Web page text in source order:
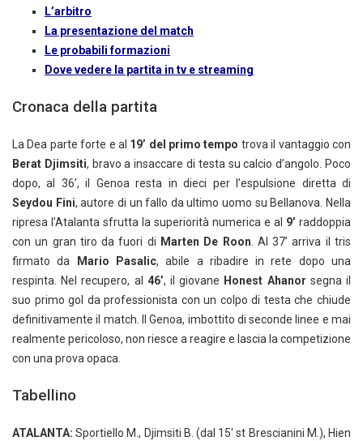
L’arbitro
La presentazione del match
Le probabili formazioni
Dove vedere la partita in tv e streaming
Cronaca della partita
La Dea parte forte e al 19’ del primo tempo trova il vantaggio con
Berat Djimsiti, bravo a insaccare di testa su calcio d’angolo. Poco
dopo, al 36’, il Genoa resta in dieci per l’espulsione diretta di
Seydou Fini, autore di un fallo da ultimo uomo su Bellanova. Nella
ripresa l’Atalanta sfrutta la superiorità numerica e al 9’ raddoppia
con un gran tiro da fuori di Marten De Roon. Al 37’ arriva il tris
firmato da
Mario Pasalic, abile a ribadire in rete dopo una
respinta. Nel recupero, al 46’, il giovane Honest Ahanor segna il
suo primo gol da professionista con un colpo di testa che chiude
definitivamente il match. Il Genoa, imbottito di seconde linee e mai
realmente pericoloso, non riesce a reagire e lascia la competizione
con una prova opaca.
Tabellino
ATALANTA: Sportiello M., Djimsiti B. (dal 15′ st Brescianini M.), Hien